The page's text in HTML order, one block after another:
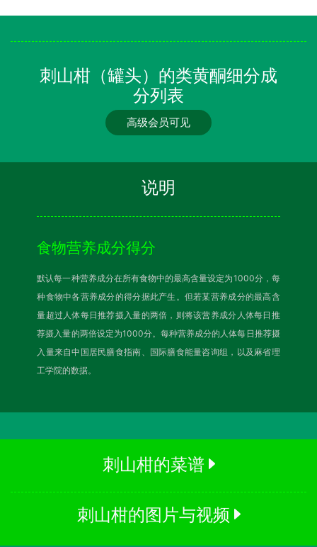
刺山柑（罐头）的类黄酮细分成
分列表
高级会员可见
说明
食物营养成分得分
默认每一种营养成分在所有食物中的最高含量设定为1000分，每
种食物中各营养成分的得分据此产生。但若某营养成分的最高含
量超过人体每日推荐摄入量的两倍，则将该营养成分人体每日推
荐摄入量的两倍设定为1000分。每种营养成分的人体每日推荐摄
入量来自中国居民膳食指南、国际膳食能量咨询组，以及麻省理
工学院的数据。
刺山柑的菜谱
刺山柑的图片与视频